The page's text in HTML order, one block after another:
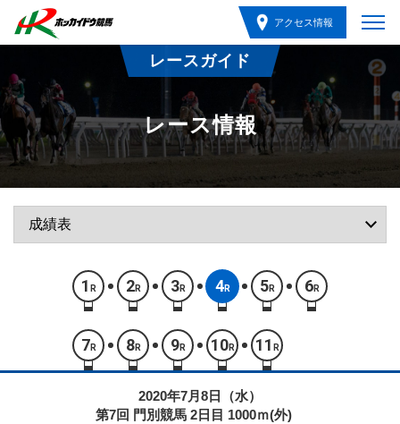
アクセス情報
レースガイド
レース情報
1 R 2R 3R 4R 5R 6R
7 R 8R 9R 10R 11 R
2020年7月8日（水）
第7回 門別競馬 2日目 1000ｍ(外)